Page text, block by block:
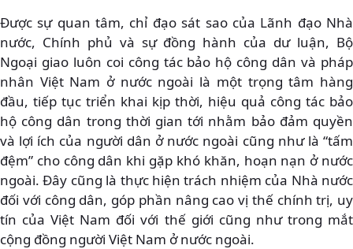
Được sự quan tâm, chỉ đạo sát sao của Lãnh đạo Nhà
nước, Chính phủ và sự đồng hành của dư luận, Bộ
Ngoại giao luôn coi công tác bảo hộ công dân và pháp
nhân Việt Nam ở nước ngoài là một trọng tâm hàng
đầu, tiếp tục triển khai kịp thời, hiệu quả công tác bảo
hộ công dân trong thời gian tới nhằm bảo đảm quyền
và lợi ích của người dân ở nước ngoài cũng như là “tấm
đệm” cho công dân khi gặp khó khăn, hoạn nạn ở nước
ngoài. Đây cũng là thực hiện trách nhiệm của Nhà nước
đối với công dân, góp phần nâng cao vị thế chính trị, uy
tín của Việt Nam đối với thế giới cũng như trong mắt
cộng đồng người Việt Nam ở nước ngoài.